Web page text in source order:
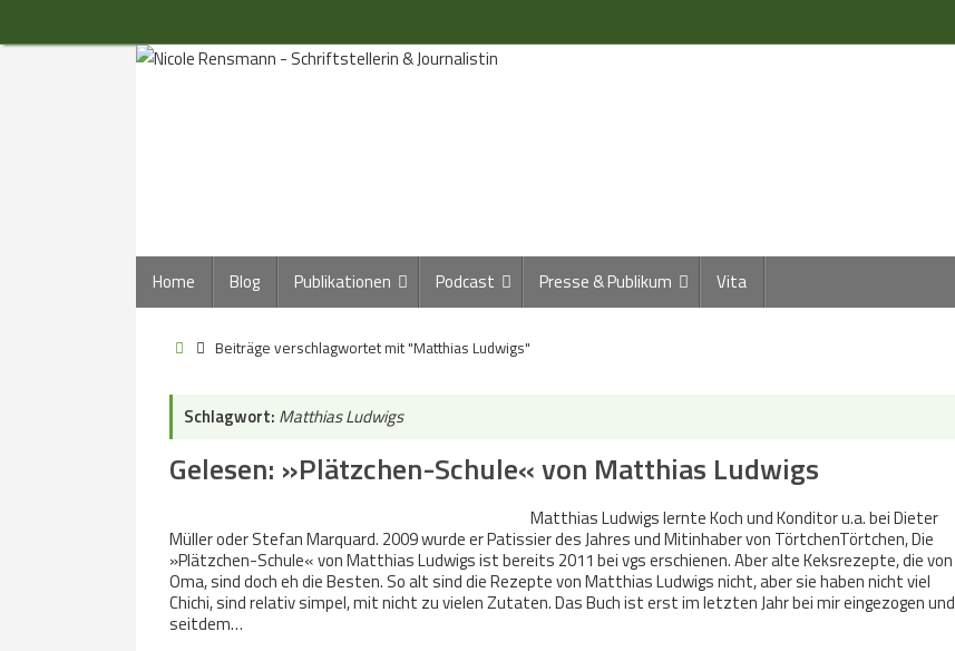
Inhalt
Inhalt
springen
Home Blog Publikationen Podcast Presse & Publikum Vita
StartBeiträge verschlagwortet mit "Matthias Ludwigs"
Schlagwort: Matthias Ludwigs
Gelesen: »Plätzchen-Schule« von Matthias Ludwigs
Matthias Ludwigs lernte Koch und Konditor u.a. bei Dieter
Müller oder Stefan Marquard. 2009 wurde er Patissier des Jahres und Mitinhaber von TörtchenTörtchen, Die
»Plätzchen-Schule« von Matthias Ludwigs ist bereits 2011 bei vgs erschienen. Aber alte Keksrezepte, die von
Oma, sind doch eh die Besten. So alt sind die Rezepte von Matthias Ludwigs nicht, aber sie haben nicht viel
Chichi, sind relativ simpel, mit nicht zu vielen Zutaten. Das Buch ist erst im letzten Jahr bei mir eingezogen und
seitdem…